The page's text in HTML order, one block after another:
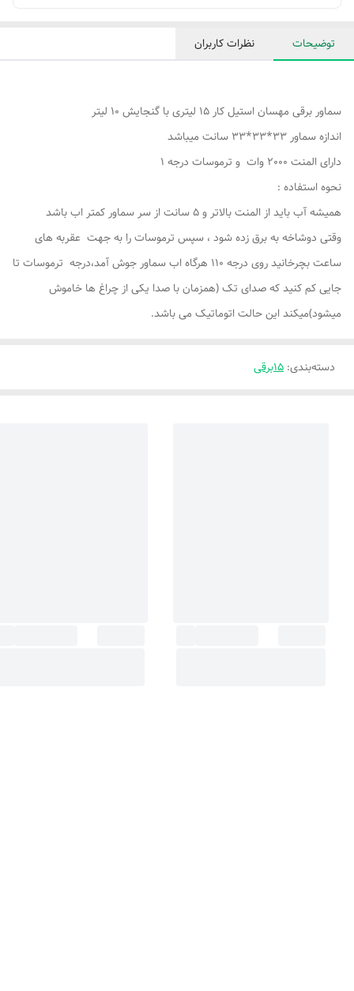
توضیحات نظرات کاربران
سماور برقی مهسان استیل کار 15 لیتری با گنجایش 10 لیتر
اندازه سماور 33*33*33 سانت میباشد
دارای المنت 2000 وات و ترموسات درجه 1
نحوه استفاده :
همیشه آب باید از المنت بالاتر و 5 سانت از سر سماور کمتر اب باشد
وقتی دوشاخه به برق زده شود ، سپس ترموسات را به جهت عقربه های
ساعت بچرخانید روی درجه 110 هرگاه اب سماور جوش آمد،درجه ترموسات تا
جایی کم کنید که صدای تک (همزمان با صدا یکی از چراغ ها خاموش
میشود)میکند این حالت اتوماتیک می باشد.
دسته‌بندی: 15برقی